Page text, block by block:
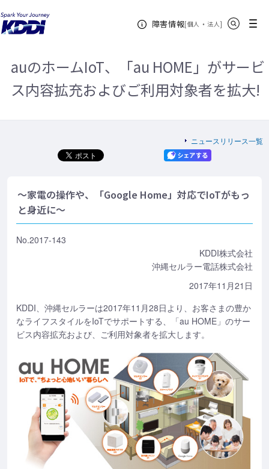
障害情報[個人 ・ 法人新規ウィンドウ
]
メニュー
KDDIホーム
ホームIoT、「au HOME」がサービス内容拡充およびご利用対象者を拡大!
auのホームIoT、「au HOME」がサービ
ス内容拡充およびご利用対象者を拡大!
ニュースリリース一覧
～家電の操作や、「Google Home」対応でIoTがもっ
と身近に～
No.2017-143
KDDI株式会社
沖縄セルラー電話株式会社
2017年11月21日
KDDI、沖縄セルラーは2017年11月28日より、お客さまの豊か
なライフスタイルをIoTでサポートする、「au HOME」のサー
ビス内容拡充および、ご利用対象者を拡大します。